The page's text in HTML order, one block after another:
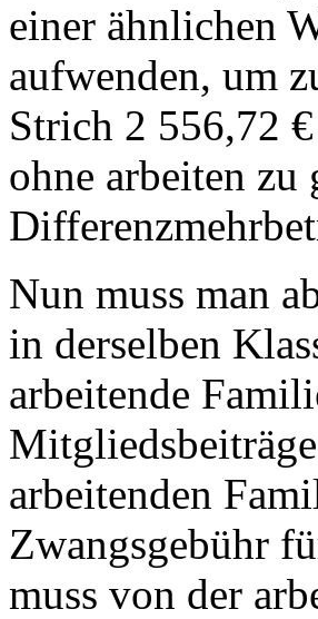
einer ähnlichen
aufwenden, um
Strich 2 556,72
ohne arbeiten zu
Nun muss man
in derselben
arbeitende
arbeitenden
Zwangsgebühr
muss von der